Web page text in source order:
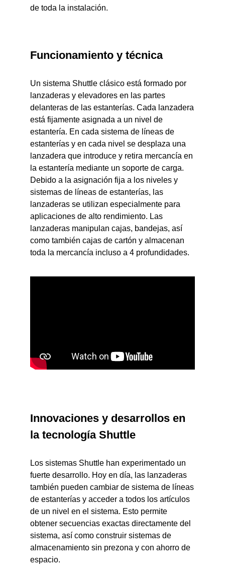
de toda la instalación.
Funcionamiento y técnica
Un sistema Shuttle clásico está formado por
lanzaderas y elevadores en las partes
delanteras de las estanterías. Cada lanzadera
está fijamente asignada a un nivel de
estantería. En cada sistema de líneas de
estanterías y en cada nivel se desplaza una
lanzadera que introduce y retira mercancía en
la estantería mediante un soporte de carga.
Debido a la asignación fija a los niveles y
sistemas de líneas de estanterías, las
lanzaderas se utilizan especialmente para
aplicaciones de alto rendimiento. Las
lanzaderas manipulan cajas, bandejas, así
como también cajas de cartón y almacenan
toda la mercancía incluso a 4 profundidades.
Innovaciones y desarrollos en
la tecnología Shuttle
Los sistemas Shuttle han experimentado un
fuerte desarrollo. Hoy en día, las lanzaderas
también pueden cambiar de sistema de líneas
de estanterías y acceder a todos los artículos
de un nivel en el sistema. Esto permite
obtener secuencias exactas directamente del
sistema, así como construir sistemas de
almacenamiento sin prezona y con ahorro de
espacio.